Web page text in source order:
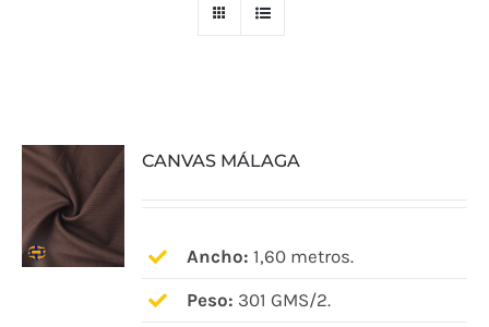
CANVAS MÁLAGA
Ancho: 1,60 metros.
Peso: 301 GMS/2.